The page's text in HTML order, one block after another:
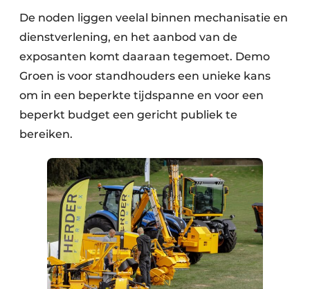
De noden liggen veelal binnen mechanisatie en
dienstverlening, en het aanbod van de
exposanten komt daaraan tegemoet. Demo
Groen is voor standhouders een unieke kans
om in een beperkte tijdspanne en voor een
beperkt budget een gericht publiek te
bereiken.